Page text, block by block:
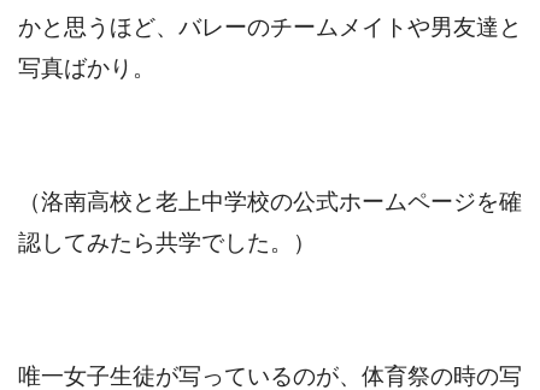
かと思うほど、バレーのチームメイトや男友達と
写真ばかり。
（洛南高校と老上中学校の公式ホームページを確
認してみたら共学でした。）
唯一女子生徒が写っているのが、体育祭の時の写